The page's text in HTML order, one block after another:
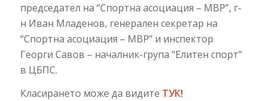
председател на “Спортна асоциация – МВР”, г-
н Иван Младенов, генерален секретар на
“Спортна асоциация – МВР” и инспектор
Георги Савов – началник-група “Елитен спорт”
в ЦБПС.
Класирането може да видите ТУК!